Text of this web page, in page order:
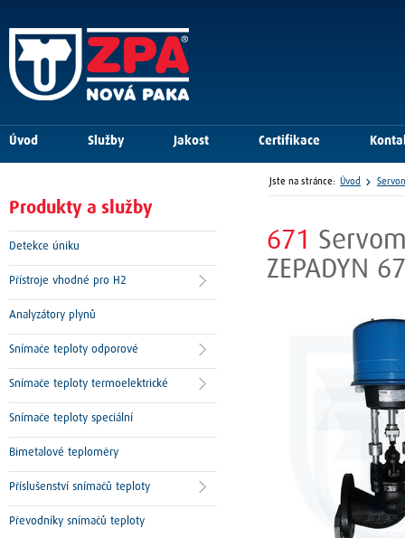
671
ZEPADYN
Produkty a služby
Detekce úniku
Přístroje vhodné pro H2
Analyzátory plynů
Snímače teploty odporové
Snímače teploty termoelektrické
Snímače teploty speciální
Bimetalové teploměry
Příslušenství snímačů teploty
Převodníky snímačů teploty
Úvod Služby Jakost Certifikace
Jste na stránce: Úvod